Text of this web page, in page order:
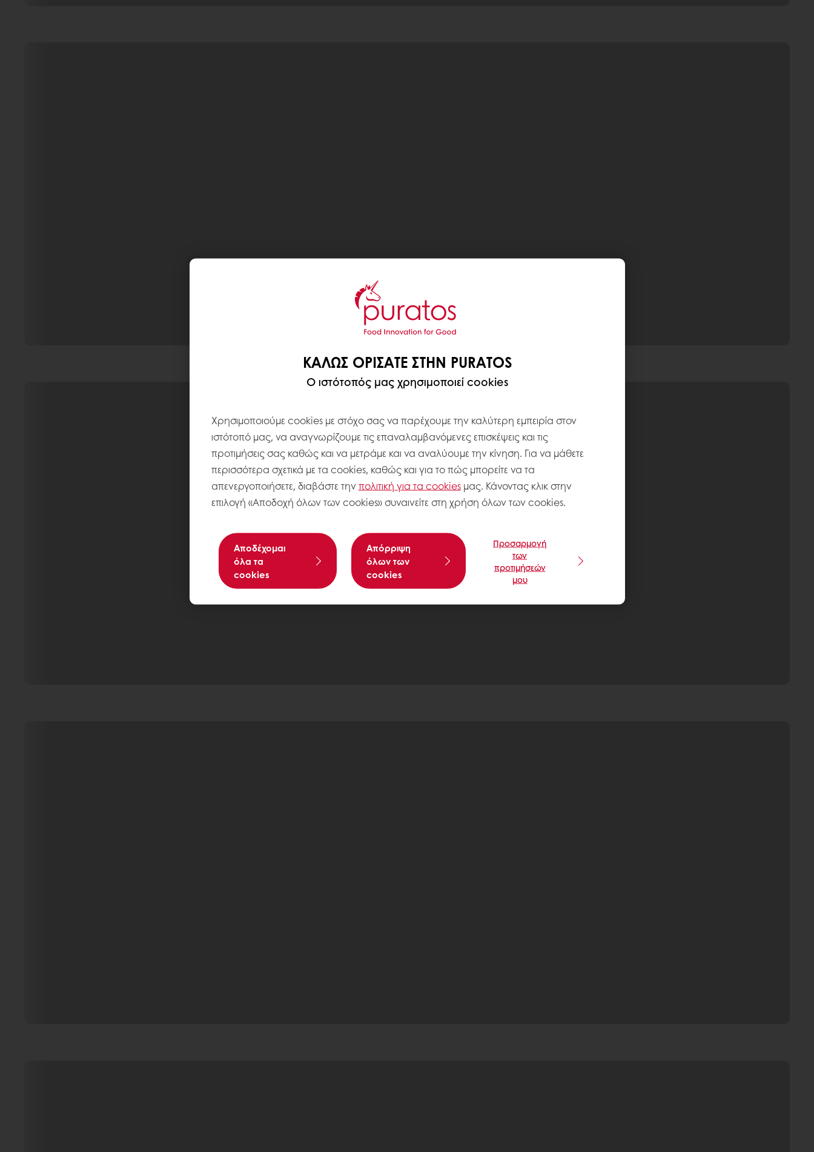
ΚΑΛΏΣ ΟΡΊΣΑΤΕ ΣΤΗΝ PURATOS
Ο ιστότοπός μας χρησιμοποιεί cookies
Χρησιμοποιούμε cookies με στόχο σας να παρέχουμε την καλύτερη εμπειρία στον
ιστότοπό μας, να αναγνωρίζουμε τις επαναλαμβανόμενες επισκέψεις και τις
προτιμήσεις σας καθώς και να μετράμε και να αναλύουμε την κίνηση. Για να μάθετε
περισσότερα σχετικά με τα cookies, καθώς και για το πώς μπορείτε να τα
απενεργοποιήσετε, διαβάστε τηνπολιτική για τα cookiesμας. Κάνοντας κλικ στην
επιλογή «Αποδοχή όλων των cookies» συναινείτε στη χρήση όλων των cookies.
Αποδέχομαι
όλα τα
cookies
Aπόρριψη
όλων των
cookies
Προσαρμογή
των
προτιμήσεών
μου